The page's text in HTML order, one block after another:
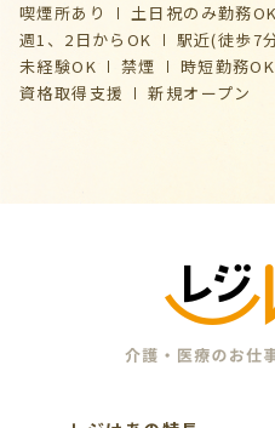
喫煙所あり
土日祝のみ勤務OK
週1、2日からOK
駅近(徒歩7
未経験OK
禁煙 時短勤務OK
資格取得支援
新規オープン